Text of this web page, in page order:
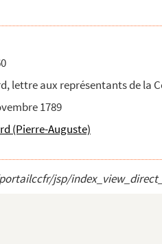
des ports de ...
nationale parisien...
lettre aux représentants de la
1789
(Pierre-Auguste)
jsp/